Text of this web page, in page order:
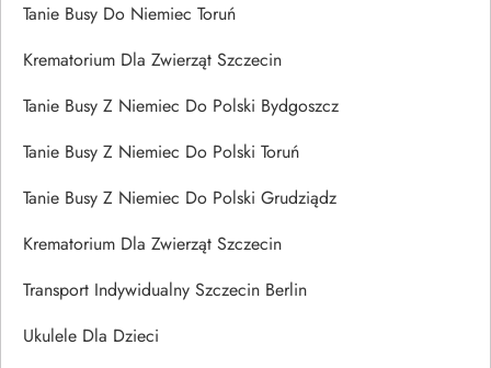
Tanie Busy Do Niemiec Toruń
Krematorium Dla Zwierząt Szczecin
Tanie Busy Z Niemiec Do Polski Bydgoszcz
Tanie Busy Z Niemiec Do Polski Toruń
Tanie Busy Z Niemiec Do Polski Grudziądz
Krematorium Dla Zwierząt Szczecin
Transport Indywidualny Szczecin Berlin
Ukulele Dla Dzieci